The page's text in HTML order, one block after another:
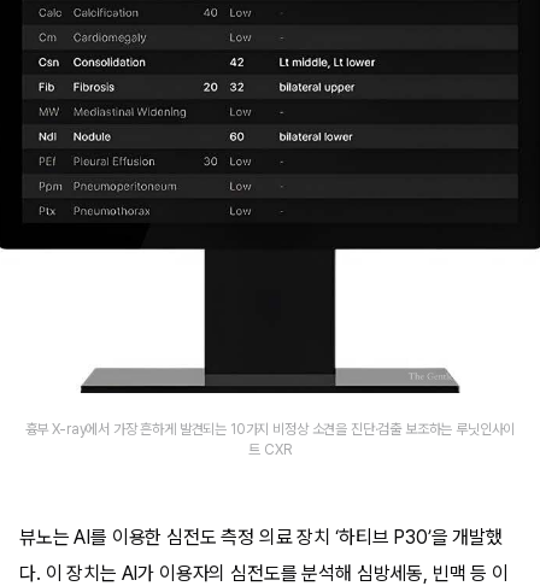
흉부 X-ray에서 가장 흔하게 발견되는 10가지 비정상 소견을 진단·검출 보조하는 루닛인사이
트 CXR
뷰노는 AI를 이용한 심전도 측정 의료 장치 ‘하티브 P30’을 개발했
다. 이 장치는 AI가 이용자의 심전도를 분석해 심방세동, 빈맥 등 이